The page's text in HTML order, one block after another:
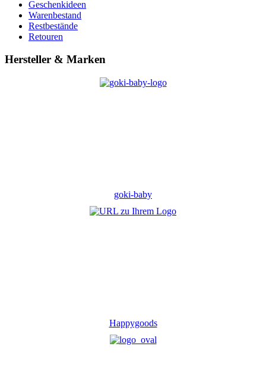
Geschenkideen
Warenbestand
Restbestände
Retouren
Hersteller & Marken
goki-baby
Happygoods